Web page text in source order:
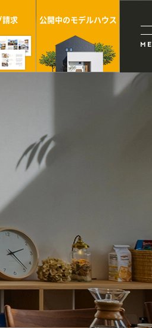
請求 公開中のモデルハウス